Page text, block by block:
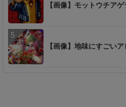
【画像】モットウチア
【画像】地味にすごい